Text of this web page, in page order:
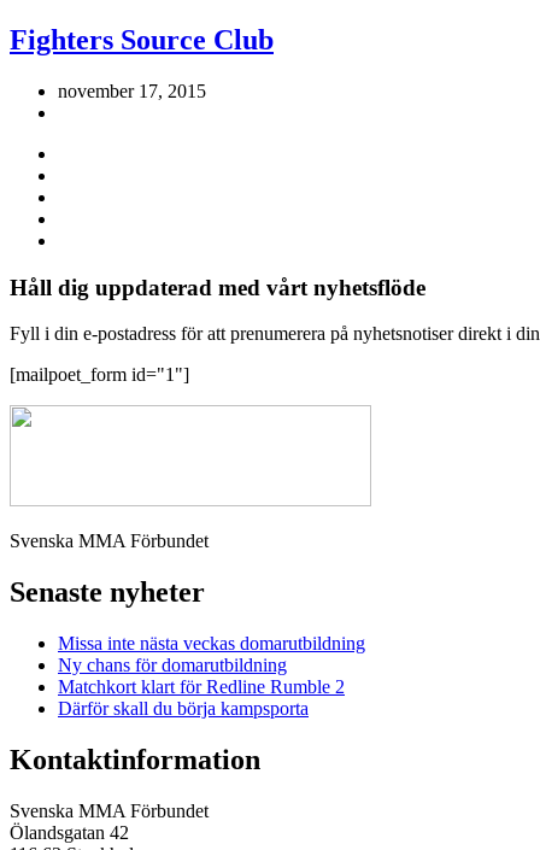
Fighters Source Club
november 17, 2015
Håll dig uppdaterad med vårt nyhetsflöde
Fyll i din e-postadress för att prenumerera på nyhetsnotiser direkt i
[mailpoet_form id="1"]
Svenska MMA Förbundet
Senaste nyheter
Missa inte nästa veckas domarutbildning
Ny chans för domarutbildning
Matchkort klart för Redline Rumble 2
Därför skall du börja kampsporta
Kontaktinformation
Svenska MMA Förbundet
Ölandsgatan 42